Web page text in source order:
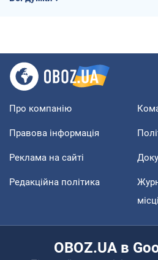
Про компанію
Правова інформація
Реклама на сайті
Редакційна політика
OBOZ.UA в